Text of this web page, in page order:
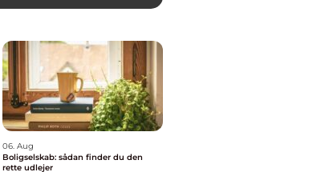
06. Aug
Boligselskab: sådan finder du den
rette udlejer